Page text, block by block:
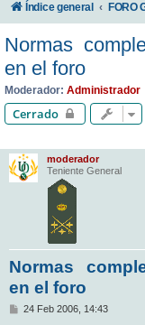
Índice general
Normas
en el foro
Moderador: Administrador
Cerrado
moderador
Teniente General
Normas
en el foro
M
24 Feb 2006, 14:43